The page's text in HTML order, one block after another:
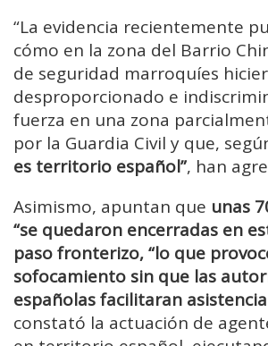
“La evidencia recientemente
cómo en la zona del Barrio
de seguridad marroquíes
desproporcionado e
fuerza en una zona
por la Guardia Civil y que,
es territorio español”, han
Asimismo, apuntan que unas
“se quedaron encerradas en
paso fronterizo, “lo que
sofocamiento sin que las
españolas facilitaran
constató la actuación de